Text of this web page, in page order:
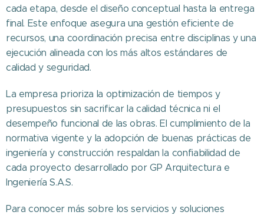
cada etapa, desde el diseño conceptual hasta la entrega
final. Este enfoque asegura una gestión eficiente de
recursos, una coordinación precisa entre disciplinas y una
ejecución alineada con los más altos estándares de
calidad y seguridad.
La empresa prioriza la optimización de tiempos y
presupuestos sin sacrificar la calidad técnica ni el
desempeño funcional de las obras. El cumplimiento de la
normativa vigente y la adopción de buenas prácticas de
ingeniería y construcción respaldan la confiabilidad de
cada proyecto desarrollado por GP Arquitectura e
Ingeniería S.A.S.
Para conocer más sobre los servicios y soluciones